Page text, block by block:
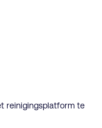
reinigingsplatform te